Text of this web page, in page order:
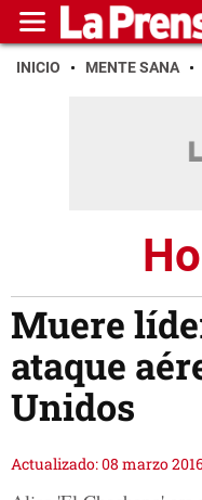
INICIO MENTE SANA
Muere
ataque
Unidos
Actualizado: 08 marzo